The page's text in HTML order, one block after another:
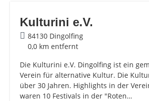
Kulturini e.V.
84130 Dingolfing
0,0 km entfernt
Die Kulturini e.V. Dingolfing ist ein
Verein für alternative Kultur. Die
über 30 Jahren. Highlights in der
waren 10 Festivals in der "Roten…